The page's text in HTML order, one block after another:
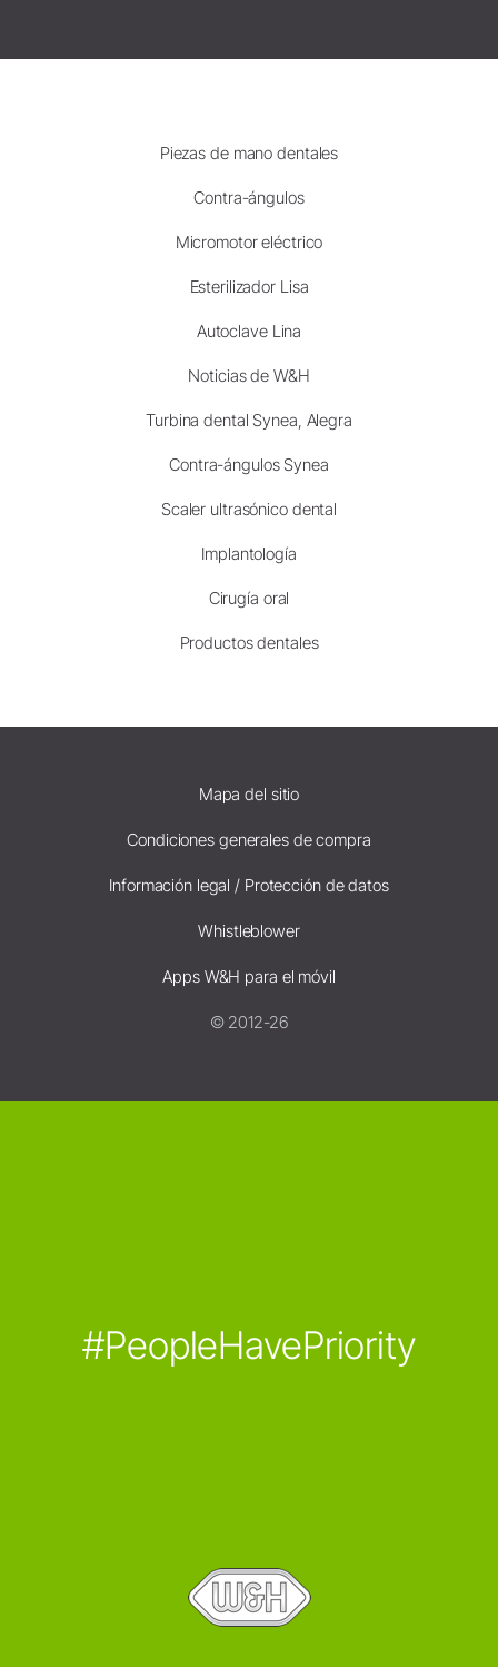
Piezas de mano dentales
Contra-ángulos
Micromotor eléctrico
Esterilizador Lisa
Autoclave Lina
Noticias de W&H
Turbina dental Synea, Alegra
Contra-ángulos Synea
Scaler ultrasónico dental
Implantología
Cirugía oral
Productos dentales
Mapa del sitio
Condiciones generales de compra
Información legal / Protección de datos
Whistleblower
Apps W&H para el móvil
© 2012-26
#PeopleHavePriority